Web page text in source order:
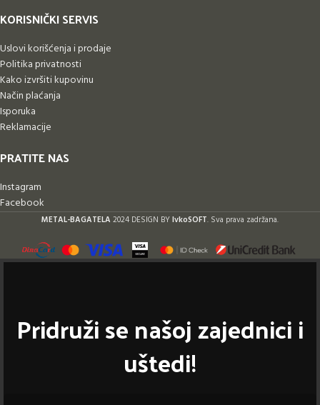
KORISNIČKI SERVIS
Uslovi korišćenja i prodaje
Politika privatnosti
Kako izvršiti kupovinu
Način plaćanja
Isporuka
Reklamacije
PRATITE NAS
Instagram
Facebook
METAL-BAGATELA 2024 DESIGN BYIvkoSOFT. Sva prava zadržana.
Pridruži se našoj zajednici i
uštedi!